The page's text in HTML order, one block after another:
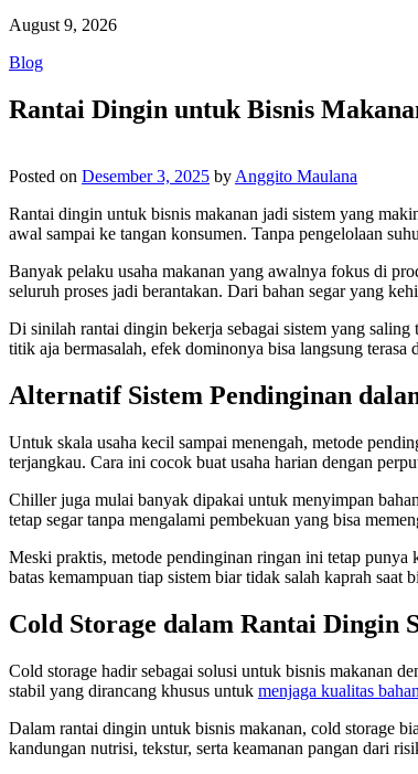
August 9, 2026
Blog
Rantai Dingin untuk Bisnis
Posted on Desember 3, 2025 by Anggito Maulana
Rantai dingin untuk bisnis makanan jadi sistem yang
awal sampai ke tangan konsumen. Tanpa pengelolaan
Banyak pelaku usaha makanan yang awalnya fokus di
seluruh proses jadi berantakan. Dari bahan segar yang
Di sinilah rantai dingin bekerja sebagai sistem yang
titik aja bermasalah, efek dominonya bisa langsung terasa
Alternatif Sistem Pendinginan
Untuk skala usaha kecil sampai menengah, metode
terjangkau. Cara ini cocok buat usaha harian dengan
Chiller juga mulai banyak dipakai untuk menyimpan
tetap segar tanpa mengalami pembekuan yang bisa
Meski praktis, metode pendinginan ringan ini tetap punya
batas kemampuan tiap sistem biar tidak salah kaprah saat
Cold Storage dalam Rantai Dingin
Cold storage hadir sebagai solusi untuk bisnis makanan
stabil yang dirancang khusus untuk menjaga kualitas bahan
Dalam rantai dingin untuk bisnis makanan, cold storage
kandungan nutrisi, tekstur, serta keamanan pangan dari